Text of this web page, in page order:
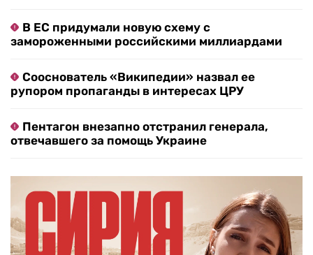
В ЕС придумали новую схему с
замороженными российскими миллиардами
Сооснователь «Википедии» назвал ее
рупором пропаганды в интересах ЦРУ
Пентагон внезапно отстранил генерала,
отвечавшего за помощь Украине